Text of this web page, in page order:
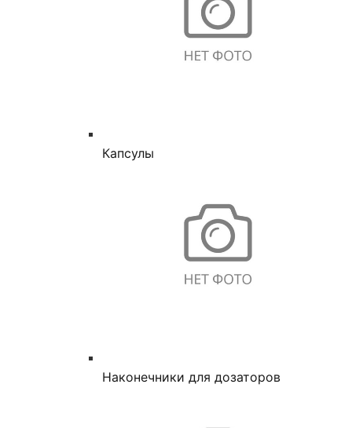
Капсулы
Наконечники для дозаторов